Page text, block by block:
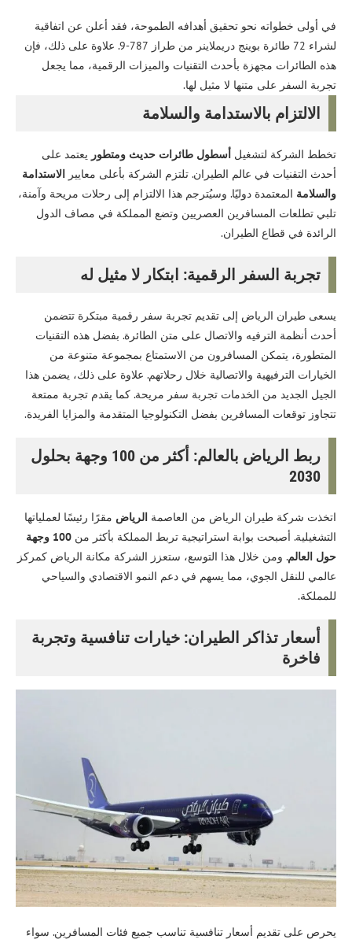
في أولى خطواته نحو تحقيق أهدافه الطموحة، فقد أعلن عن اتفاقية
لشراء 72 طائرة بوينج دريملاينر من طراز 787-9. علاوة على ذلك، فإن
هذه الطائرات مجهزة بأحدث التقنيات والميزات الرقمية، مما يجعل
تجربة السفر على متنها لا مثيل لها.
الالتزام بالاستدامة والسلامة
تخطط الشركة لتشغيل أسطول طائرات حديث ومتطور يعتمد على
أحدث التقنيات في عالم الطيران. تلتزم الشركة بأعلى معايير الاستدامة
والسلامة المعتمدة دوليًا. وسيُترجم هذا الالتزام إلى رحلات مريحة وآمنة،
تلبي تطلعات المسافرين العصريين وتضع المملكة في مصاف الدول
الرائدة في قطاع الطيران.
تجربة السفر الرقمية: ابتكار لا مثيل له
يسعى طيران الرياض إلى تقديم تجربة سفر رقمية مبتكرة تتضمن
أحدث أنظمة الترفيه والاتصال على متن الطائرة. بفضل هذه التقنيات
المتطورة، يتمكن المسافرون من الاستمتاع بمجموعة متنوعة من
الخيارات الترفيهية والاتصالية خلال رحلاتهم. علاوة على ذلك، يضمن هذا
الجيل الجديد من الخدمات تجربة سفر مريحة. كما يقدم تجربة ممتعة
تتجاوز توقعات المسافرين بفضل التكنولوجيا المتقدمة والمزايا الفريدة.
ربط الرياض بالعالم: أكثر من 100 وجهة بحلول
2030
اتخذت شركة طيران الرياض من العاصمة الرياض مقرًا رئيسًا لعملياتها
التشغيلية. أصبحت بوابة استراتيجية تربط المملكة بأكثر من
100 وجهة
حول العالم. ومن خلال هذا التوسع، ستعزز الشركة مكانة الرياض كمركز
عالمي للنقل الجوي، مما يسهم في دعم النمو الاقتصادي والسياحي
للمملكة.
أسعار تذاكر ا لطيران: خيارات تنافسية وتجربة
فاخرة
يحرص على تقديم أسعار تنافسية تناسب جميع فئات المسافرين. سواء